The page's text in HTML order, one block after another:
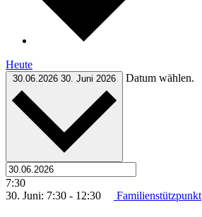
Heute
30.06.2026 30. Juni 2026 Datum wählen.
7:30
30. Juni: 7:30 - 12:30 Familienstützpunkt